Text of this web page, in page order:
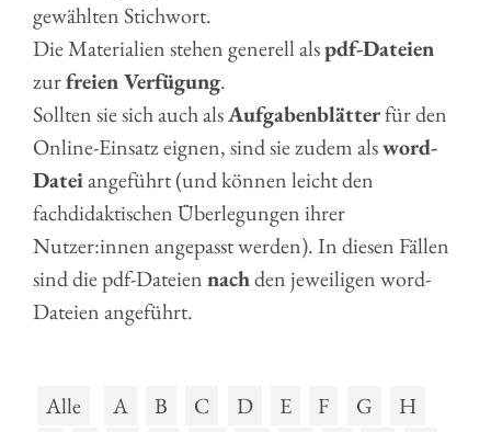
gewählten Stichwort.
Die Materialien stehen generell alspdf-Dateien
zurfreien Verfügung.
Sollten sie sich auch alsAufgabenblätterfür den
Online-Einsatz eignen, sind sie zudem alsword-
Dateiangeführt (und können leicht den
fachdidaktischen Überlegungen ihrer
Nutzer:innen angepasst werden). In diesen Fällen
sind die pdf-Dateiennachden jeweiligen word-
Dateien angeführt.
Alle A B C D E F G
H